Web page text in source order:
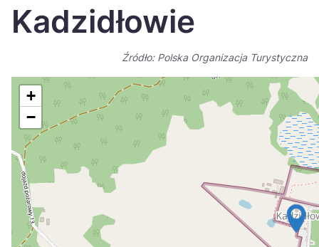
Italiano
日本
Português
Suomi
Україна
Zamknij
Kadzidłowie
Źródło: Polska Organizacja Turystyczna
+
−